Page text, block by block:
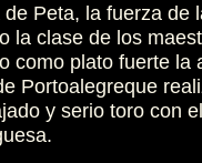
Peta, la fuerza de
la clase de los
como plato fuerte la
Portoalegreque
y serio toro con